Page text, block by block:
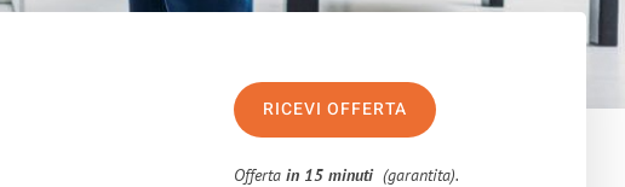
RICEVI OFFERTA
Offertain 15 minuti (garantita).